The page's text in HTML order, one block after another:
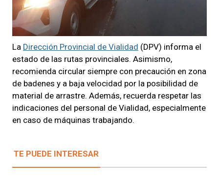
La Dirección Provincial de Vialidad (DPV) informa el
estado de las rutas provinciales. Asimismo,
recomienda circular siempre con precaución en zona
de badenes y a baja velocidad por la posibilidad de
material de arrastre. Además, recuerda respetar las
indicaciones del personal de Vialidad, especialmente
en caso de máquinas trabajando.
TE PUEDE INTERESAR